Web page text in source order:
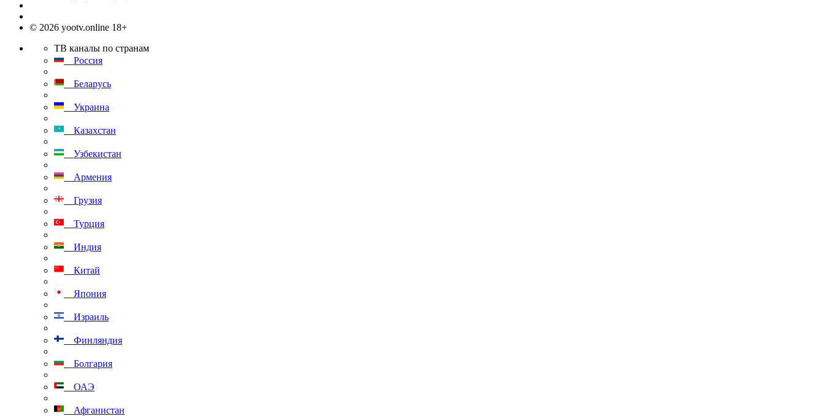
© 2026 yootv.online 18+
ТВ каналы по странам
Россия
Беларусь
Украина
Казахстан
Узбекистан
Армения
Грузия
Турция
Индия
Китай
Япония
Израиль
Финляндия
Болгария
ОАЭ
Афганистан